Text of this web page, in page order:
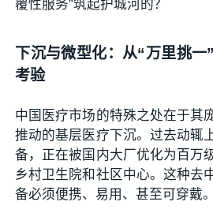
覆性服务”筑起护城河的？
下沉与微型化：从“万里挑一
考验
中国医疗市场的特殊之处在于其
推动的基层医疗下沉。过去动辄
备，正在被国内大厂优化为百万
乡村卫生院和社区中心。这种去
备必须便携、易用、甚至可穿戴。